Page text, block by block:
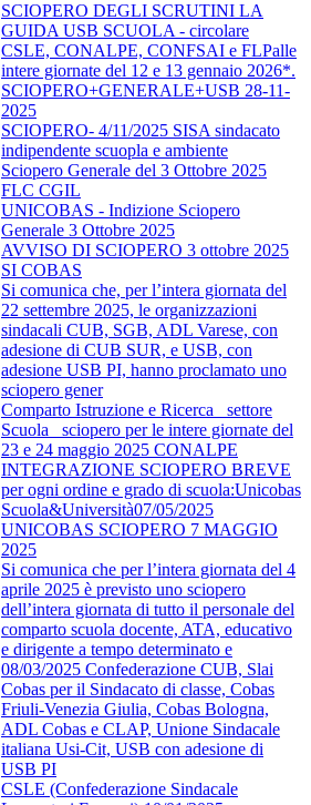
SCIOPERO DEGLI SCRUTINI LA
GUIDA USB SCUOLA - circolare
CSLE, CONALPE, CONFSAI e FLPalle
intere giornate del 12 e 13 gennaio 2026*.
SCIOPERO+GENERALE+USB 28-11-
2025
SCIOPERO- 4/11/2025 SISA sindacato
indipendente scuopla e ambiente
Sciopero Generale del 3 Ottobre 2025
FLC CGIL
UNICOBAS - Indizione Sciopero
Generale 3 Ottobre 2025
AVVISO DI SCIOPERO 3 ottobre 2025
SI COBAS
Si comunica che, per l’intera giornata del
22 settembre 2025, le organizzazioni
sindacali CUB, SGB, ADL Varese, con
adesione di CUB SUR, e USB, con
adesione USB PI, hanno proclamato uno
sciopero gener
Comparto Istruzione e Ricerca_ settore
Scuola_ sciopero per le intere giornate del
23 e 24 maggio 2025 CONALPE
INTEGRAZIONE SCIOPERO BREVE
per ogni ordine e grado di scuola:Unicobas
Scuola&Università07/05/2025
UNICOBAS SCIOPERO 7 MAGGIO
2025
Si comunica che per l’intera giornata del 4
aprile 2025 è previsto uno sciopero
dell’intera giornata di tutto il personale del
comparto scuola docente, ATA, educativo
e dirigente a tempo determinato e
08/03/2025 Confederazione CUB, Slai
Cobas per il Sindacato di classe, Cobas
Friuli-Venezia Giulia, Cobas Bologna,
ADL Cobas e CLAP, Unione Sindacale
italiana Usi-Cit, USB con adesione di
USB PI
CSLE (Confederazione Sindacale